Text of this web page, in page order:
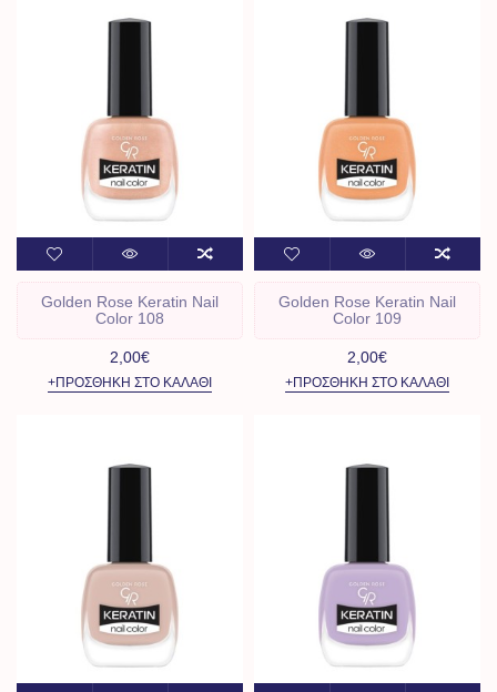
Golden Rose Keratin Nail
Color 108
2,00€
+ΠΡΟΣΘΉΚΗ ΣΤΟ ΚΑΛΆΘΙ
Golden Rose Keratin Nail
Color 109
2,00€
+ΠΡΟΣΘΉΚΗ ΣΤΟ ΚΑΛΆΘΙ